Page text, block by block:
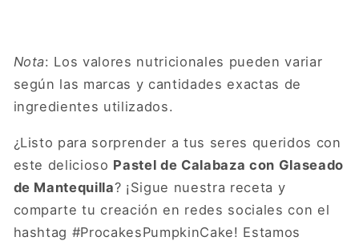
Nota: Los valores nutricionales pueden variar
según las marcas y cantidades exactas de
ingredientes utilizados.
¿Listo para sorprender a tus seres queridos con
este delicioso Pastel de Calabaza con Glaseado
de Mantequilla? ¡Sigue nuestra receta y
comparte tu creación en redes sociales con el
hashtag #ProcakesPumpkinCake! Estamos